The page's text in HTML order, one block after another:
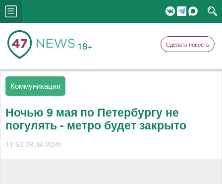
18+ Сделать новость
Коммуникации
Ночью 9 мая по Петербургу не
погулять - метро будет закрыто
11:53 28.04.2020